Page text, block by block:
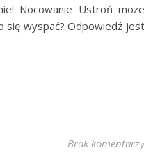
Nocowanie Ustroń może
się wyspać? Odpowiedź jest
Brak komentarzy